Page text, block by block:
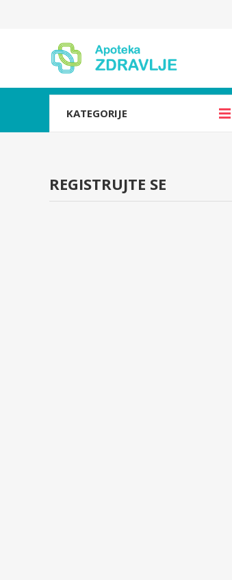
KATEGORIJE
REGISTRUJTE SE